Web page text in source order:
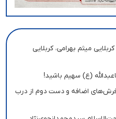
میثم بهرامی، کربلایی
(ع) سهیم باشید!
فرش‌های اضافه و دست دوم از درب